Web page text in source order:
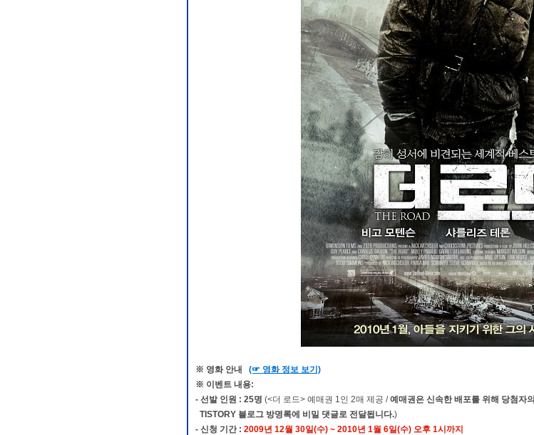
※ 영화 안내
(☞ 영화 정보 보기)
※ 이벤트 내용:
- 선발 인원 : 25명 (<더 로드> 예매권 1인 2매 제공 /예매권은 신속한 배포를 위해 당첨자의
TISTORY 블로그 방명록에 비밀 댓글로 전달됩니다.)
- 신청 기간 : 2009년 12월 30일(수) ~ 2010년 1월 6일(수) 오후 1시까지